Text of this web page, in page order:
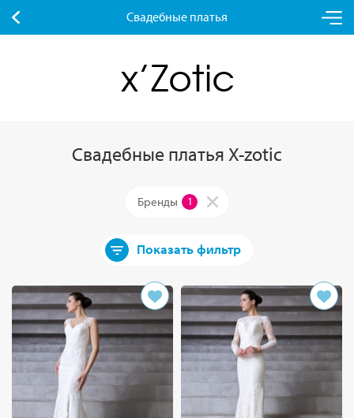
Свадебные платья
Свадебные платья X-zotic
Бренды 1
Показать фильтр